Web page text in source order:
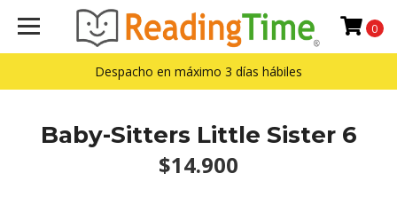
Despacho en máximo 3 días hábiles
0
Baby-Sitters Little Sister 6
$14.900